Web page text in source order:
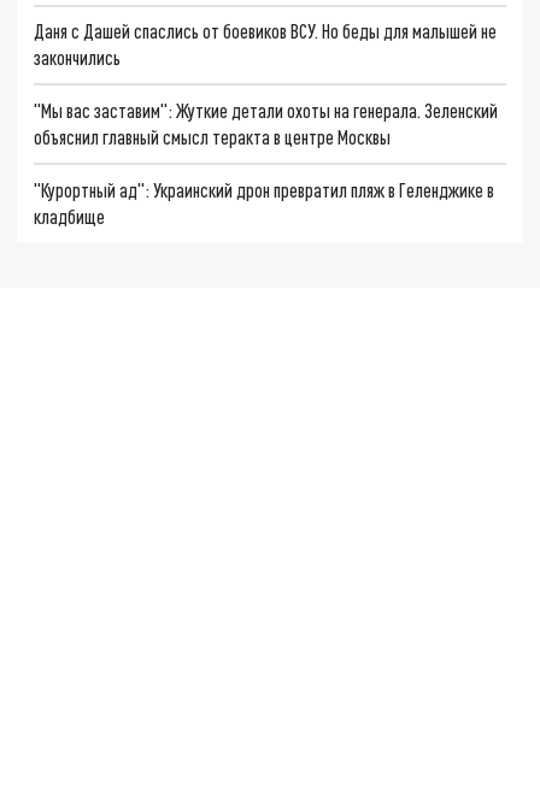
Даня с Дашей спаслись от боевиков ВСУ. Но беды для малышей не
закончились
"Мы вас заставим": Жуткие детали охоты на генерала. Зеленский
объяснил главный смысл теракта в центре Москвы
"Курортный ад": Украинский дрон превратил пляж в Геленджике в
кладбище